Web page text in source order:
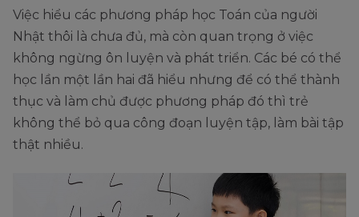
Việc hiểu các phương pháp học Toán của người
Nhật thôi là chưa đủ, mà còn quan trọng ở việc
không ngừng ôn luyện và phát triển. Các bé có thể
học lần một lần hai đã hiểu nhưng để có thể thành
thục và làm chủ được phương pháp đó thì trẻ
không thể bỏ qua công đoạn luyện tập, làm bài tập
thật nhiều.